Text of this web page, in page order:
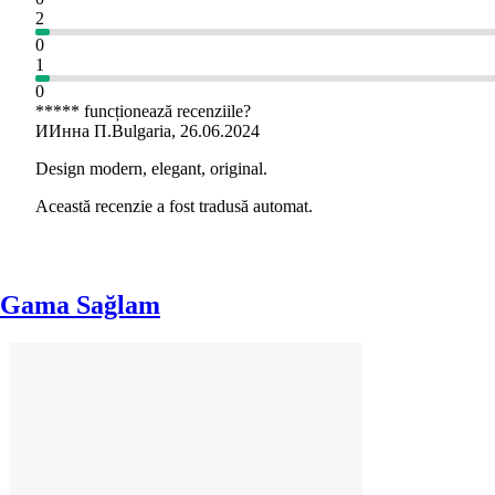
2
0
1
0
***** funcționează recenziile?
ИИнна П.Bulgaria, 26.06.2024
Design modern, elegant, original.
Această recenzie a fost tradusă automat.
Gama Sağlam